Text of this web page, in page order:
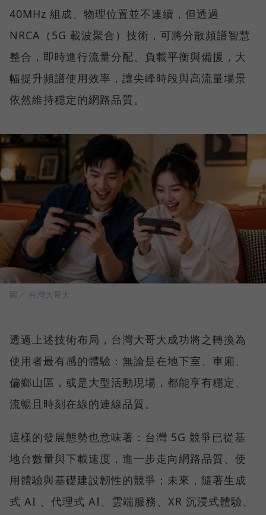
40MHz 組成、物理位置並不連續，但透過
NRCA（5G 載波聚合）技術，可將分散頻譜智慧
整合，即時進行流量分配、負載平衡與備援，大
幅提升頻譜使用效率，讓尖峰時段與高流量場景
依然維持穩定的網路品質。
圖／ 台灣大哥大
透過上述技術布局，台灣大哥大成功將之轉換為
使用者最有感的體驗：無論是在地下室、車廂、
偏鄉山區，或是大型活動現場，都能享有穩定、
流暢且時刻在線的連線品質。
這樣的發展態勢也意味著：台灣 5G 競爭已從基
地台數量與下載速度，進一步走向網路品質、使
用體驗與基礎建設韌性的競爭；未來，隨著生成
式 AI 、代理式 AI、雲端服務、XR 沉浸式體驗、